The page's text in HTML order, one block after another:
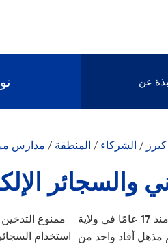
عن
مدارس / المنطقة / الشركاء /
والسجائر
في ولاية
مذهل أفاد واحد من